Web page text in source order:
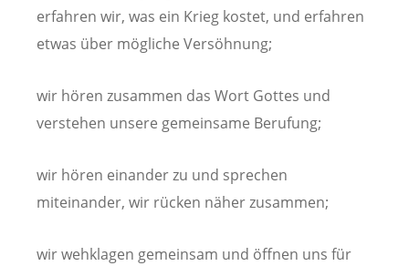
erfahren wir, was ein Krieg kostet, und erfahren
etwas über mögliche Versöhnung;
wir hören zusammen das Wort Gottes und
verstehen unsere gemeinsame Berufung;
wir hören einander zu und sprechen
miteinander, wir rücken näher zusammen;
wir wehklagen gemeinsam und öffnen uns für